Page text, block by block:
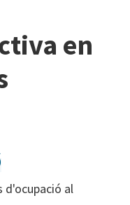
en
d'ocupació al